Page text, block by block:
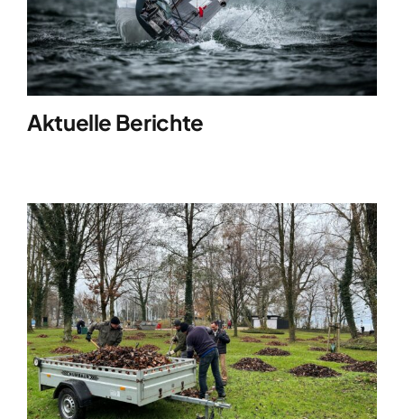
Clubboote
Clubhaus
Sponsoren
Aktuelle Berichte